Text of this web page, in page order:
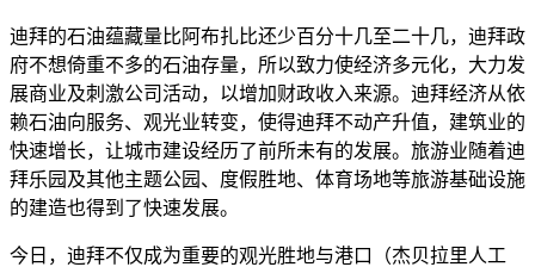
迪拜的石油蕴藏量比阿布扎比还少百分十几至二十几，迪拜政
府不想倚重不多的石油存量，所以致力使经济多元化，大力发
展商业及刺激公司活动，以增加财政收入来源。迪拜经济从依
赖石油向服务、观光业转变，使得迪拜不动产升值，建筑业的
快速增长，让城市建设经历了前所未有的发展。旅游业随着迪
拜乐园及其他主题公园、度假胜地、体育场地等旅游基础设施
的建造也得到了快速发展。
今日，迪拜不仅成为重要的观光胜地与港口（杰贝拉里人工